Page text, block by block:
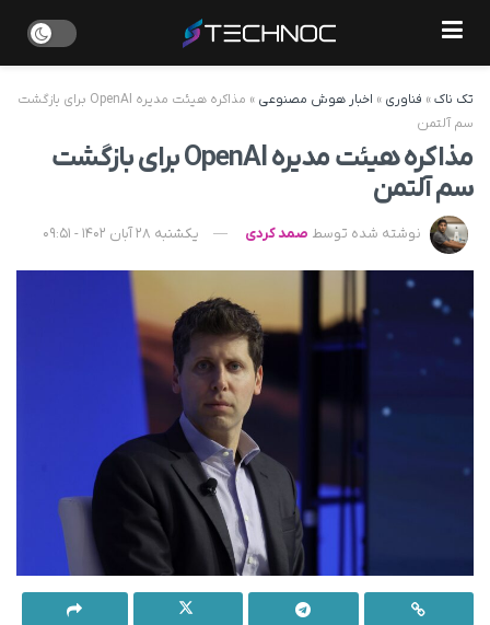
تک ناک» فناوری » اخبار هوش مصنوعی »
مذاکره هیئت مدیره OpenAI برای بازگشت
سم آلتمن
مذاکره هیئت مدیره OpenAI برای بازگشت
سم آلتمن
نوشته شده توسط صمد کردی یکشنبه 28 آبان 1402 - 09:51